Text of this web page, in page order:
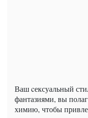
Ваш cексуальный
фантазиями, вы
химию, чтобы